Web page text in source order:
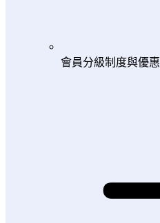
會員分級制度與優惠